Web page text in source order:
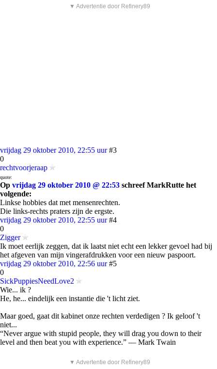
▼ Advertentie door Refinery89
vrijdag 29 oktober 2010, 22:55 uur #3
0
rechtvoorjeraap
quote:
Op vrijdag 29 oktober 2010 @ 22:53 schreef MarkRutte het
volgende:
Linkse hobbies dat met mensenrechten.
Die links-rechts praters zijn de ergste.
vrijdag 29 oktober 2010, 22:55 uur #4
0
Zigger
Ik moet eerlijk zeggen, dat ik laatst niet echt een lekker gevoel had bij
het afgeven van mijn vingerafdrukken voor een nieuw paspoort.
vrijdag 29 oktober 2010, 22:56 uur #5
0
SickPuppiesNeedLove2
Wie... ik ?
He, he... eindelijk een instantie die 't licht ziet.
Maar goed, gaat dit kabinet onze rechten verdedigen ? Ik geloof 't
niet...
“Never argue with stupid people, they will drag you down to their
level and then beat you with experience.” ― Mark Twain
▼ Advertentie door Refinery89